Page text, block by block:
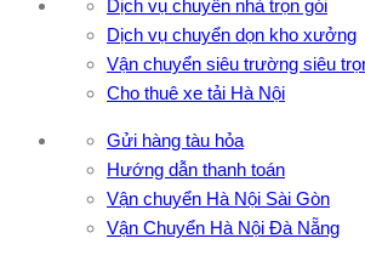
Dịch vụ chuyển nhà trọn gói
Dịch vụ chuyển dọn kho xưởng
Vận chuyển siêu trường siêu
Cho thuê xe tải Hà Nội
Gửi hàng tàu hỏa
Hướng dẫn thanh toán
Vận chuyển Hà Nội Sài Gòn
Vận Chuyển Hà Nội Đà Nẵng